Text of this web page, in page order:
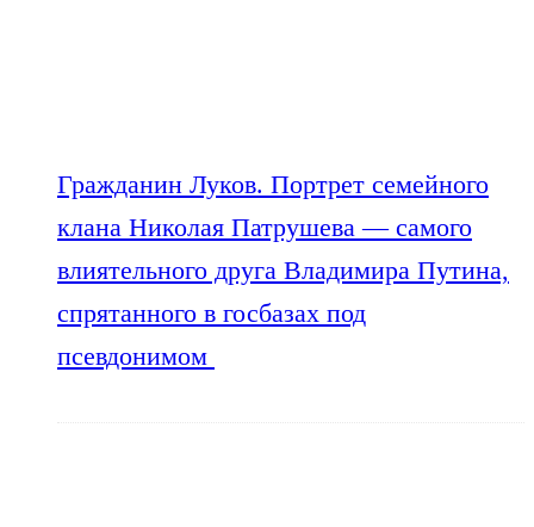
Гражданин Луков. Портрет семейного
клана Николая Патрушева — самого
влиятельного друга Владимира Путина,
спрятанного в госбазах под
псевдонимом